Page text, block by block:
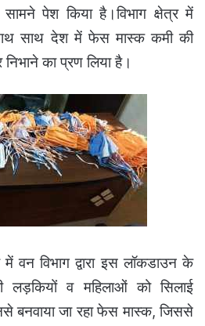
पेश किया है।विभाग क्षेत्र में
साथ देश में फेस मास्क कमी की
का प्रण लिया है।
में वन विभाग द्वारा इस लॉकडाउन के
लड़कियों व महिलाओं को सिलाई
बनवाया जा रहा फेस मास्क, जिससे